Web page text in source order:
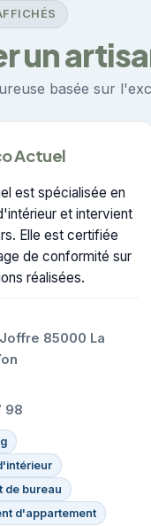
un
basée sur
Actuel
est spécialisée en
et intervient
Elle est certifiée
de conformité sur
réalisées.
85000 La
98
de bureau
d'appartement